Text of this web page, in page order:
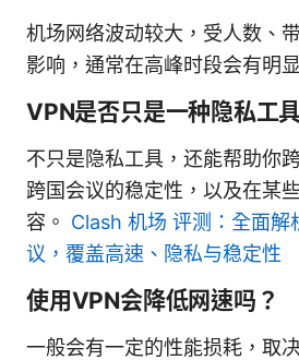
机场网络波动较大，受人数、
影响，通常在高峰时段会有明
VPN是否只是一种隐私工
不只是隐私工具，还能帮助你
跨国会议的稳定性，以及在某
容。 Clash 机场 评测：全面解
议，覆盖高速、隐私与稳定性
使用VPN会降低网速吗？
一般会有一定的性能损耗，取